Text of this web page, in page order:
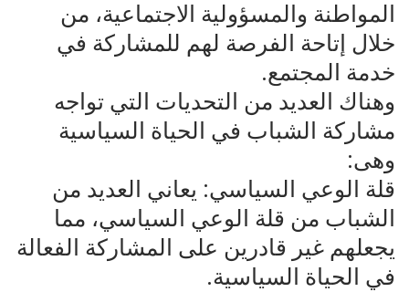
المواطنة والمسؤولية الاجتماعية، من
خلال إتاحة الفرصة لهم للمشاركة في
خدمة المجتمع.
وهناك العديد من التحديات التي تواجه
مشاركة الشباب في الحياة السياسية
وهى:
قلة الوعي السياسي: يعاني العديد من
الشباب من قلة الوعي السياسي، مما
يجعلهم غير قادرين على المشاركة الفعالة
في الحياة السياسية.